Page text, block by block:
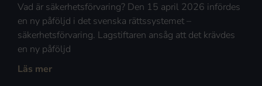
Vad är säkerhetsförvaring? Den 15 april 2026 infördes
en ny påföljd i det svenska rättssystemet –
säkerhetsförvaring. Lagstiftaren ansåg att det krävdes
en ny påföljd
Läs mer